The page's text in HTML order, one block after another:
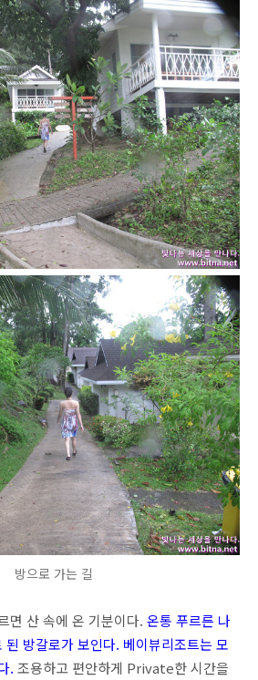
방으로 가는 길
면 산 속에 온 기분이다. 온통 푸르른 나
방갈로가 보인다. 베이뷰리조트는 모
. 조용하고 편안하게 Private한 시간을